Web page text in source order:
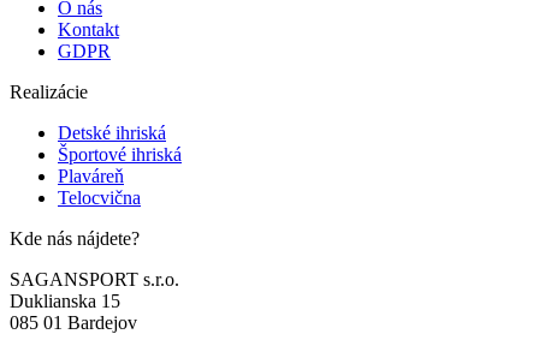
O nás
Kontakt
GDPR
Realizácie
Detské ihriská
Športové ihriská
Plaváreň
Telocvična
Kde nás nájdete?
SAGANSPORT s.r.o.
Duklianska 15
085 01 Bardejov